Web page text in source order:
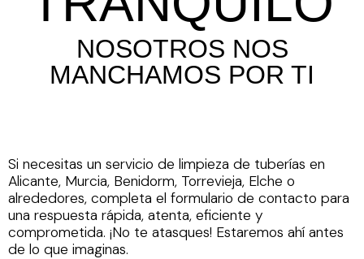
NOSOTROS NOS
MANCHAMOS POR TI
Si necesitas un servicio de limpieza de tuberías en
Alicante, Murcia, Benidorm, Torrevieja, Elche o
alrededores, completa el formulario de contacto para
una respuesta rápida, atenta, eficiente y
comprometida. ¡No te atasques! Estaremos ahí antes
de lo que imaginas.